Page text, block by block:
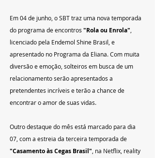
Em 04 de junho, o SBT traz uma nova temporada
do programa de encontros "Rola ou Enrola",
licenciado pela Endemol Shine Brasil, e
apresentado no Programa da Eliana. Com muita
diversão e emoção, solteiros em busca de um
relacionamento serão apresentados a
pretendentes incríveis e terão a chance de
encontrar o amor de suas vidas.
Outro destaque do mês está marcado para dia
07, com a estreia da terceira temporada de
"Casamento às Cegas Brasil", na Netflix, reality